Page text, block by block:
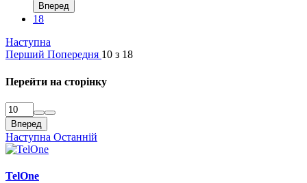
Вперед
18
Наступна
Перший Попередня 10 з 18
Перейти на сторінку
Вперед
Наступна Останній
TelOne